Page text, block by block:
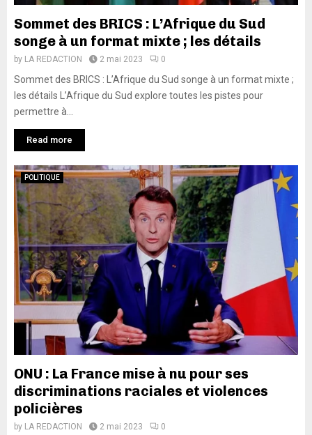
Sommet des BRICS : L’Afrique du Sud
songe à un format mixte ; les détails
by LA REDACTION 2 mai 2023 0
Sommet des BRICS : L’Afrique du Sud songe à un format mixte ;
les détails L’Afrique du Sud explore toutes les pistes pour
permettre à...
Read more
POLITIQUE
ONU : La France mise à nu pour ses
discriminations raciales et violences
policières
by LA REDACTION 2 mai 2023 0